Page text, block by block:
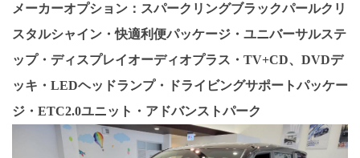
メーカーオプション：スパークリングブラックパールクリ
スタルシャイン・快適利便パッケージ・ユニバーサルステ
ップ・ディスプレイオーディオプラス・TV+CD、DVDデ
ッキ ・LEDヘッドランプ・ドライビングサポートパッケー
ジ・ETC2.0ユニット・アドバンストパーク